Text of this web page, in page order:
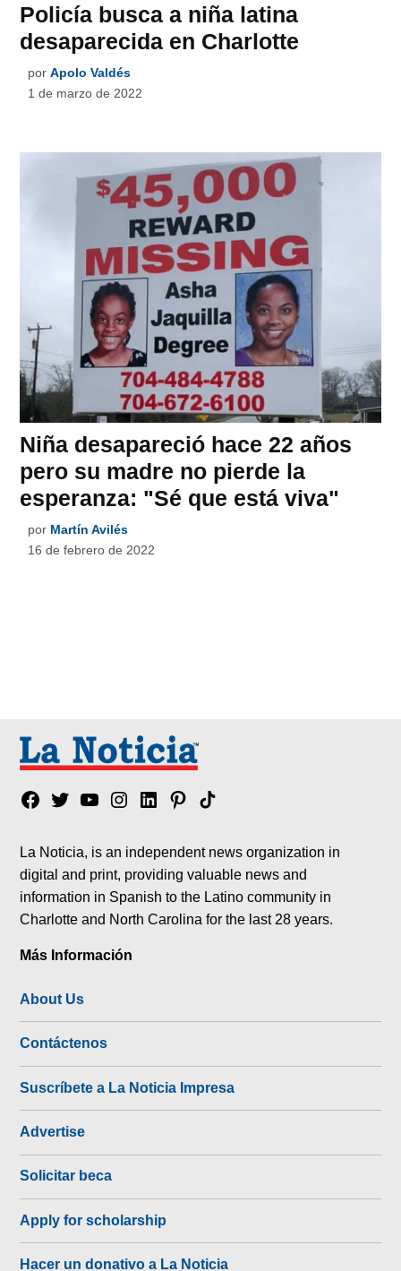
Policía busca a niña latina
desaparecida en Charlotte
por Apolo Valdés
1 de marzo de 2022
Niña desapareció hace 22 años
pero su madre no pierde la
esperanza: "Sé que está viva"
por Martín Avilés
16 de febrero de 2022
Facebook
TwitterYouTubeInstagram
LinkedinPinterest
Tik
La Noticia, is an independent news organization in
digital and print, providing valuable news and
information in Spanish to the Latino community in
Charlotte and North Carolina for the last 28 years.
Más Información
About Us
Contáctenos
Suscríbete a La Noticia Impresa
Advertise
Solicitar beca
Apply for scholarship
Hacer un donativo a La Noticia